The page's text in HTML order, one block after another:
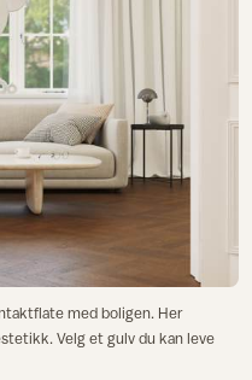
med boligen. Her
Velg et gulv du kan leve